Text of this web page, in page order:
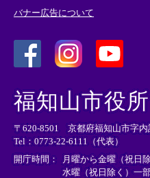
バナー広告について
外
部
リ
ン
ク
＞
外
リ
ン
ク
＞
外
部
ン
ク
＞
福知山市役所
〒620-8501 京都府福知山市字内
Tel：0773-22-6111（代表）
開庁時間：
月曜から金曜（祝日
水曜（祝日除く）一